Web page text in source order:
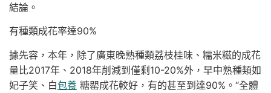
結論。
有種類成花率達90%
據先容，本年，除了廣東晚熟種類荔枝桂味、糯米糍的成花
量比2017年、2018年削減到僅剩10-20%外，早中熟種類如
妃子笑、白包養 糖罌成花較好，有的甚至到達90%。“全體